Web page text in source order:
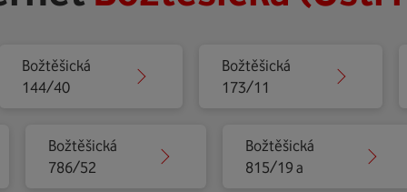
Božtěšická
144/40
Božtěšická
173/11
Božtěšická
786/52
Božtěšická
815/19 a